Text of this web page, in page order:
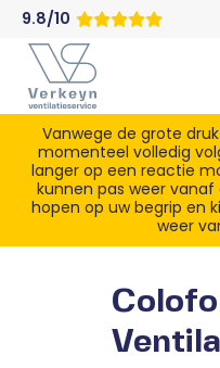
9.8/10
Vanwege de grote
momenteel volledig
langer op een reactie
kunnen pas weer
hopen op uw begrip en
weer